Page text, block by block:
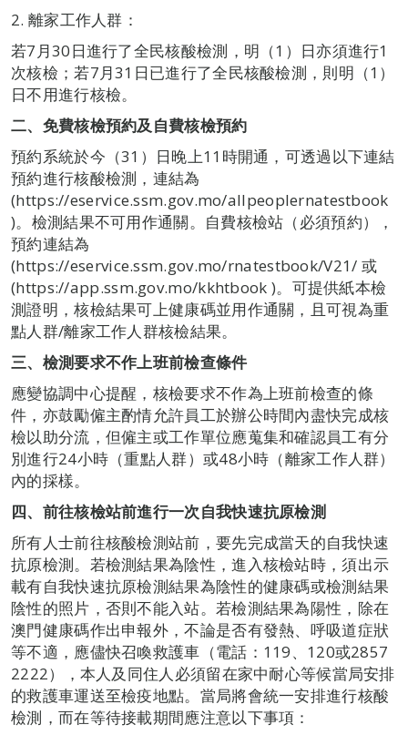
2. 離家工作人群：
若7月30日進行了全民核酸檢測，明（1）日亦須進行1
次核檢；若7月31日已進行了全民核酸檢測，則明（1）
日不用進行核檢。
二、免費核檢預約及自費核檢預約
預約系統於今（31）日晚上11時開通，可透過以下連結
預約進行核酸檢測，連結為
(https://eservice.ssm.gov.mo/allpeoplernatestbook
)。檢測結果不可用作通關。自費核檢站（必須預約），
預約連結為
(https://eservice.ssm.gov.mo/rnatestbook/V21/ 或
(https://app.ssm.gov.mo/kkhtbook )。可提供紙本檢
測證明，核檢結果可上健康碼並用作通關，且可視為重
點人群/離家工作人群核檢結果。
三、檢測要求不作上班前檢查條件
應變協調中心提醒，核檢要求不作為上班前檢查的條
件，亦鼓勵僱主酌情允許員工於辦公時間內盡快完成核
檢以助分流，但僱主或工作單位應蒐集和確認員工有分
別進行24小時（重點人群）或48小時（離家工作人群）
內的採樣。
四、前往核檢站前進行一次自我快速抗原檢測
所有人士前往核酸檢測站前，要先完成當天的自我快速
抗原檢測。若檢測結果為陰性，進入核檢站時，須出示
載有自我快速抗原檢測結果為陰性的健康碼或檢測結果
陰性的照片，否則不能入站。若檢測結果為陽性，除在
澳門健康碼作出申報外，不論是否有發熱、呼吸道症狀
等不適，應儘快召喚救護車（電話：119、120或2857
2222），本人及同住人必須留在家中耐心等候當局安排
的救護車運送至檢疫地點。當局將會統一安排進行核酸
檢測，而在等待接載期間應注意以下事項：